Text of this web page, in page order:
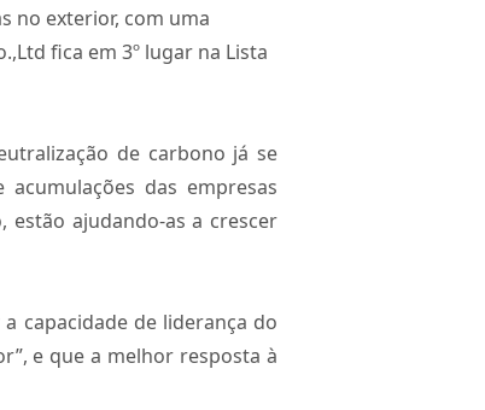
no exterior, com uma
fica em 3º lugar na Lista
de carbono já se
das empresas
estão ajudando-as a crescer
capacidade de liderança do
e que a melhor resposta à